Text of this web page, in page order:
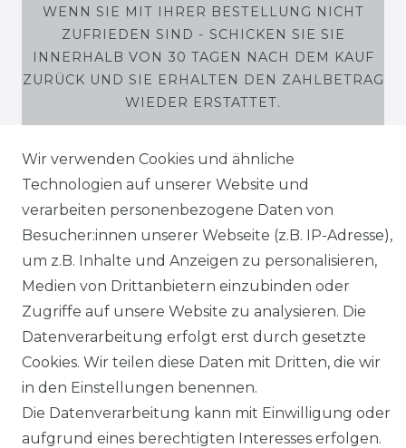
WENN SIE MIT IHRER BESTELLUNG NICHT
ZUFRIEDEN SIND - SCHICKEN SIE SIE
INNERHALB VON 30 TAGEN NACH DEM KAUF
ZURÜCK UND SIE ERHALTEN DEN ZAHLBETRAG
WIEDER ERSTATTET.
SHOP
MEIN KONTO
SERVICE
Holzenplotz
Wir verwenden Cookies und ähnliche
Technologien auf unserer Website und
verarbeiten personenbezogene Daten von
Besucher:innen unserer Webseite (z.B. IP-Adresse),
um z.B. Inhalte und Anzeigen zu personalisieren,
Medien von Drittanbietern einzubinden oder
Zugriffe auf unsere Website zu analysieren. Die
Datenverarbeitung erfolgt erst durch gesetzte
Cookies. Wir teilen diese Daten mit Dritten, die wir
in den Einstellungen benennen.
Die Datenverarbeitung kann mit Einwilligung oder
aufgrund eines berechtigten Interesses erfolgen.